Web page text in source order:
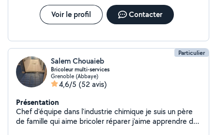
Voir le profil Contacter
Particulier
Salem Chouaieb
Bricoleur multi-services
Grenoble (Abbaye)
4,6/5 (52 avis)
Présentation
Chef d'équipe dans l'industrie chimique je suis un père
de famille qui aime bricoler réparer j'aime apprendre de